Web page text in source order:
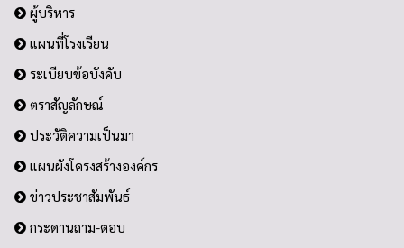
ผู้บริหาร
แผนที่โรงเรียน
ระเบียบข้อบังคับ
ตราสัญลักษณ์
ประวัติความเป็นมา
แผนผังโครงสร้างองค์กร
ข่าวประชาสัมพันธ์
กระดานถาม-ตอบ